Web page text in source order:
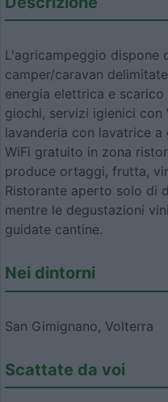
L'agricampeggio dispone
camper/caravan
energia elettrica e
giochi, servizi igienici con
lavanderia con lavatrice
WiFi gratuito in zona
produce ortaggi, frutta,
Ristorante aperto solo di
mentre le degustazioni
guidate cantine.
Nei dintorni
San Gimignano, Volterra
Scattate da voi